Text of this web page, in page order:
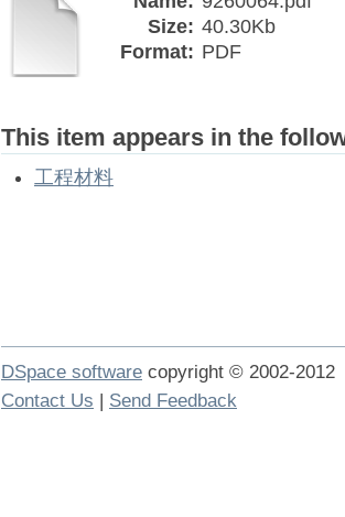
Size: 40.30Kb
Format: PDF
This item appears in the
工程材料
DSpace software copyright © 2002-2012
Contact Us | Send Feedback